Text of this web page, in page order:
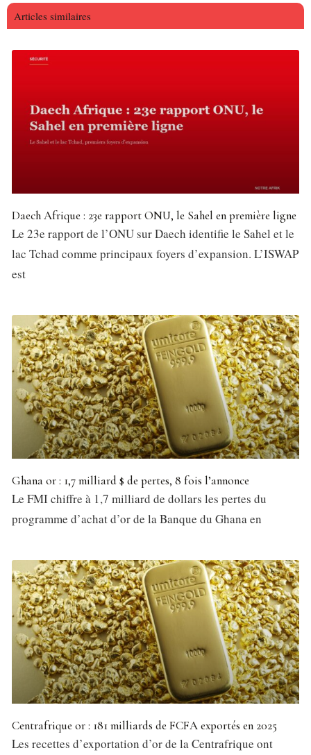
Articles similaires
Daech Afrique : 23e rapport ONU, le Sahel en première ligne
Le 23e rapport de l’ONU sur Daech identifie le Sahel et le
lac Tchad comme principaux foyers d’expansion. L’ISWAP
est
Ghana or : 1,7 milliard $ de pertes, 8 fois l’annonce
Le FMI chiffre à 1,7 milliard de dollars les pertes du
programme d’achat d’or de la Banque du Ghana en
Centrafrique or : 181 milliards de FCFA exportés en 2025
Les recettes d’exportation d’or de la Centrafrique ont